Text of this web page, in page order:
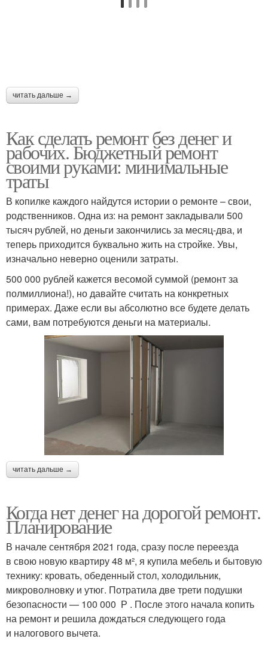
читать дальше →
Как сделать ремонт без денег и
рабочих. Бюджетный ремонт
своими руками: минимальные
траты
В копилке каждого найдутся истории о ремонте – свои,
родственников. Одна из: на ремонт закладывали 500
тысяч рублей, но деньги закончились за месяц-два, и
теперь приходится буквально жить на стройке. Увы,
изначально неверно оценили затраты.
500 000 рублей кажется весомой суммой (ремонт за
полмиллиона!), но давайте считать на конкретных
примерах. Даже если вы абсолютно все будете делать
сами, вам потребуются деньги на материалы.
читать дальше →
Когда нет денег на дорогой ремонт.
Планирование
В начале сентября 2021 года, сразу после переезда
в свою новую квартиру 48 м², я купила мебель и бытовую
технику: кровать, обеденный стол, холодильник,
микроволновку и утюг. Потратила две трети подушки
безопасности — 100 000 Р . После этого начала копить
на ремонт и решила дождаться следующего года
и налогового вычета.